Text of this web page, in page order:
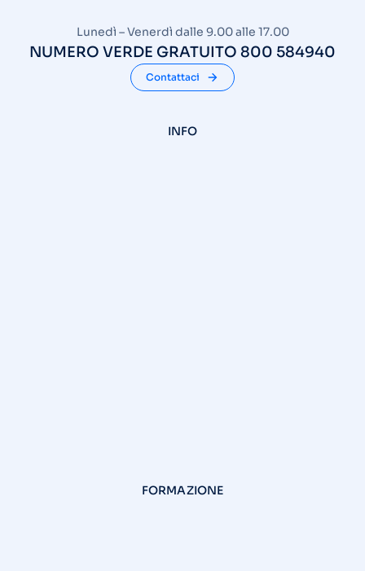
Lunedì – Venerdì dalle 9.00 alle 17.00
NUMERO VERDE GRATUITO 800 584940
Contattaci
INFO
FORMAZIONE